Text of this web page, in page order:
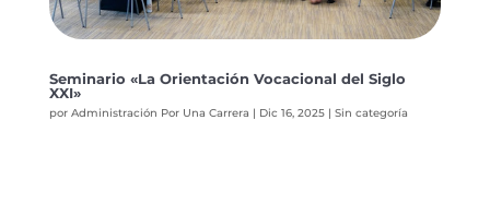
Seminario «La Orientación Vocacional del Siglo
XXI»
por Administración Por Una Carrera | Dic 16, 2025| Sin categoría